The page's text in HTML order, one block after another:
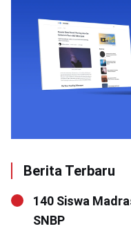
Berita Terbaru
140 Siswa
SNBP